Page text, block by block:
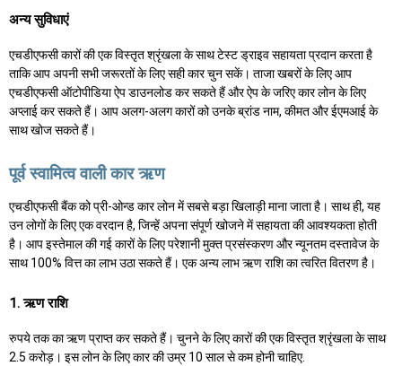
अन्य सुविधाएं
एचडीएफसी कारों की एक विस्तृत श्रृंखला के साथ टेस्ट ड्राइव सहायता प्रदान करता है
ताकि आप अपनी सभी जरूरतों के लिए सही कार चुन सकें। ताजा खबरों के लिए आप
एचडीएफसी ऑटोपीडिया ऐप डाउनलोड कर सकते हैं और ऐप के जरिए कार लोन के लिए
अप्लाई कर सकते हैं। आप अलग-अलग कारों को उनके ब्रांड नाम, कीमत और ईएमआई के
साथ खोज सकते हैं।
पूर्व स्वामित्व वाली कार ऋण
एचडीएफसी बैंक को प्री-ओन्ड कार लोन में सबसे बड़ा खिलाड़ी माना जाता है। साथ ही, यह
उन लोगों के लिए एक वरदान है, जिन्हें अपना संपूर्ण खोजने में सहायता की आवश्यकता होती
है। आप इस्तेमाल की गई कारों के लिए परेशानी मुक्त प्रसंस्करण और न्यूनतम दस्तावेज के
साथ 100% वित्त का लाभ उठा सकते हैं। एक अन्य लाभ ऋण राशि का त्वरित वितरण है।
1. ऋण राशि
रुपये तक का ऋण प्राप्त कर सकते हैं। चुनने के लिए कारों की एक विस्तृत श्रृंखला के साथ
2.5 करोड़। इस लोन के लिए कार की उम्र 10 साल से कम होनी चाहिए.